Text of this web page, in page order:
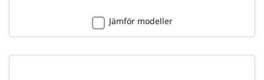
Jämför modeller